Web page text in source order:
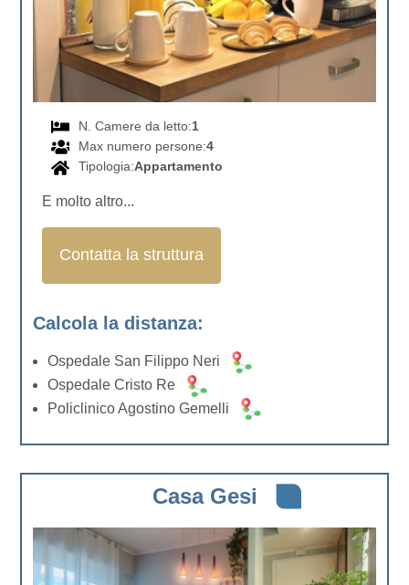
N. Camere da letto:1
Max numero persone:4
Tipologia:Appartamento
E molto altro...
Contatta la struttura
Calcola la distanza:
Ospedale San Filippo Neri
Ospedale Cristo Re
Policlinico Agostino Gemelli
Casa Gesi